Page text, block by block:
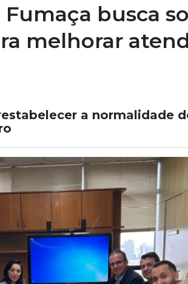
busca
melhorar
a normalidade